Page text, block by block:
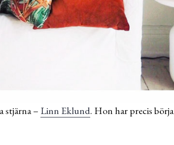
stjärna – Linn Eklund. Hon har precis